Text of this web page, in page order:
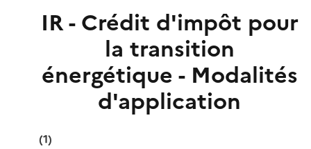
IR - Crédit d'impôt pour
la transition
énergétique - Modalités
d'application
(1)